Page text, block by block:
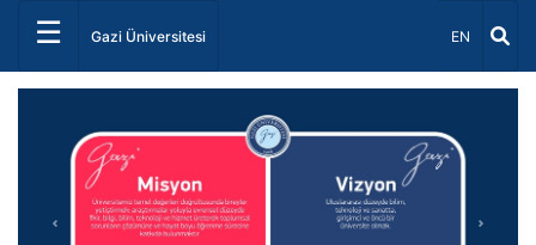
☰ Gazi Üniversitesi Dil Seçiniz
EN
Önceki